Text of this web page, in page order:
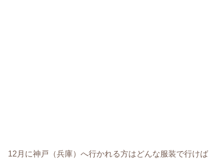
12月に神戸（兵庫）へ行かれる方はどんな服装で行けば